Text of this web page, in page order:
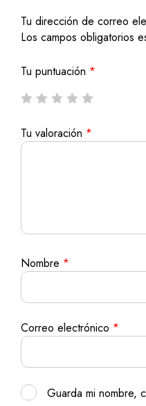
Tu dirección de correo
Los campos obligatorios
Tu puntuación *
Tu valoración *
Nombre *
Correo electrónico *
Guarda mi nombre,